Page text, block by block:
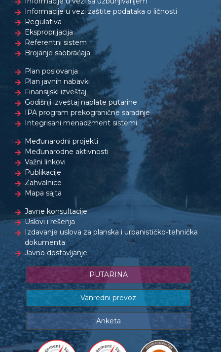
Informacije u vezi zaštite podataka o ličnosti
Regulativa
Eksproprijacija
Referentni sistem
Brojanje saobraćaja
Plan poslovanja
Plan javnih nabavki
Finansijski izveštaj
Godišnji izveštaj naplate putarine
IPA program prekogranične saradnje
Integrisani menadžment sistemi
Međunarodni projekti
Međunarodne aktivnosti
Važni linkovi
Publikacije
Zahvalnice
Mapa sajta
Javne konsultacije
Uslovi i rešenja
Izdavanje uslova za planska i urbanističko-tehnička
dokumenta
Javno dostavljanje
PUTARINA
Vanredni prevoz
Anketa